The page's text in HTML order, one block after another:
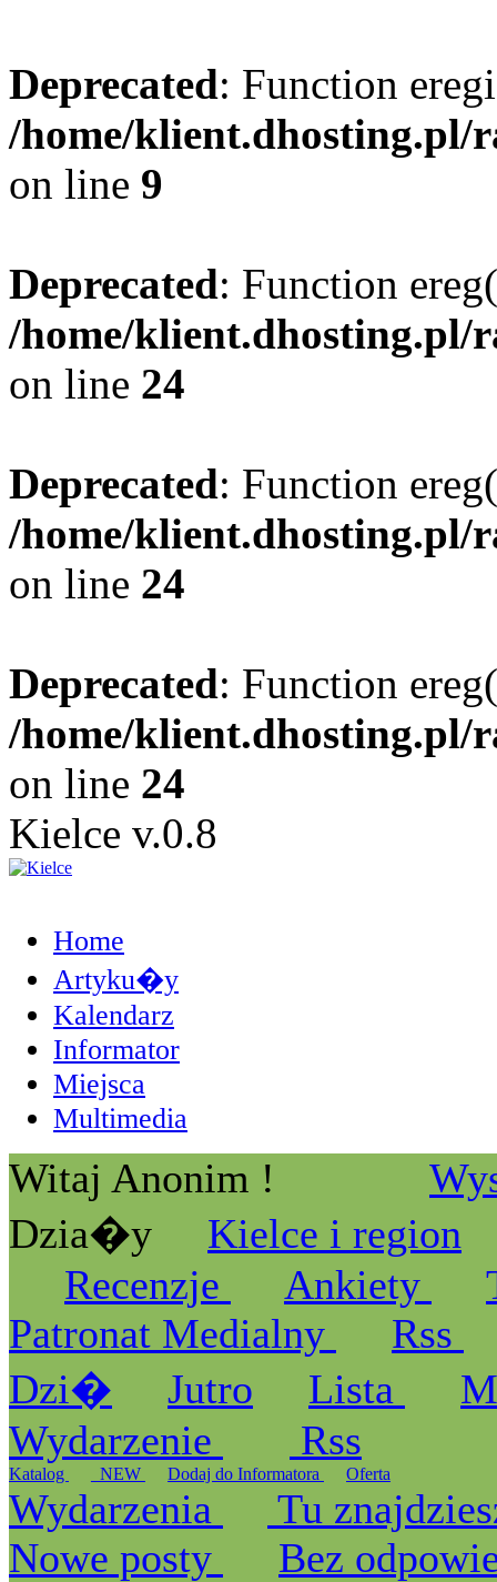
Deprecated: Function
/home/klient.dhosting.pl/
on line 9
Deprecated: Function
/home/klient.dhosting.pl/
on line 24
Deprecated: Function
/home/klient.dhosting.pl/
on line 24
Deprecated: Function
/home/klient.dhosting.pl/
on line 24
Kielce v.0.8
Home
Artyku�y
Kalendarz
Informator
Miejsca
Multimedia
Witaj Anonim !
Dzia�y
Kielce i region
Recenzje
Ankiety
Patronat Medialny
Rss
Dzi�
Jutro Lista
Wydarzenie
Rss
Katalog _NEW Dodaj do Informatora Oferta
Wydarzenia
Tu
Nowe posty
Bez